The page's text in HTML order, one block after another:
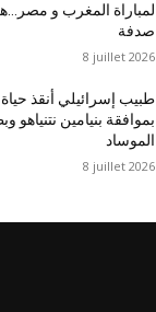
لمباراة المغرب و
صدفة
8 juillet 2026
طبيب إسرائيلي أنقذ حياة
بموافقة بنيامين
الموساد
8 juillet 2026